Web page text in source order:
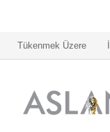
Tükenmek Üzere